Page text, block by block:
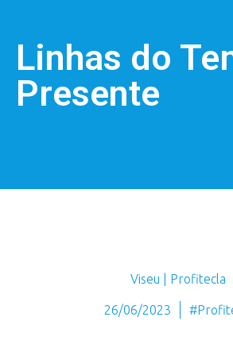
Linhas do
Presente
Viseu | Profitecla
26/06/2023